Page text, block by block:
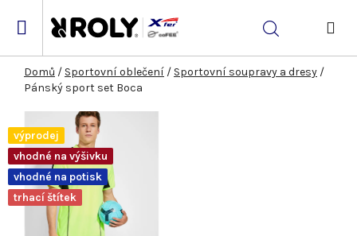
Hledat
Domů / Sportovní oblečení / Sportovní soupravy a dresy /
Pánský sport set Boca
výprodej
vhodné na výšivku
vhodné na potisk
trhací štítek